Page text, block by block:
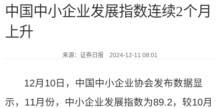
中国中小企业发展指数连续2个月
上升
来源：证券日报 2024-12-11 08:01
12月10日，中国中小企业协会发布数据显
示，11月份，中小企业发展指数为89.2，较10月